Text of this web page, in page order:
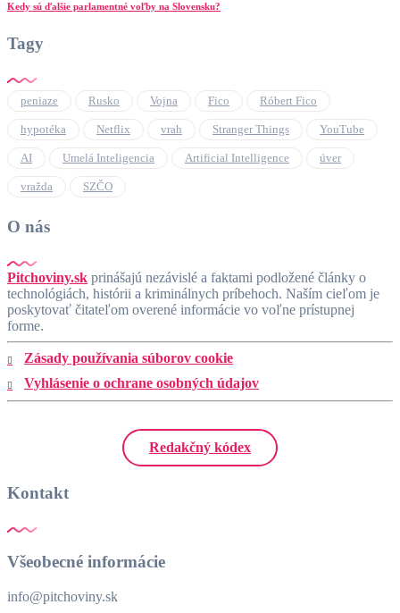
Kedy sú ďalšie parlamentné voľby na Slovensku?
Tagy
peniaze Rusko Vojna Fico Róbert Fico
hypotéka Netflix vrah Stranger Things YouTube
AI Umelá Inteligencia Artificial Intelligence úver
vražda SZČO
O nás
Pitchoviny.sk prinášajú nezávislé a faktami podložené články o
technológiách, histórii a kriminálnych príbehoch. Naším cieľom je
poskytovať čitateľom overené informácie vo voľne prístupnej
forme.
Zásady používania súborov cookie
Vyhlásenie o ochrane osobných údajov
Redakčný kódex
Kontakt
Všeobecné informácie
info@pitchoviny.sk